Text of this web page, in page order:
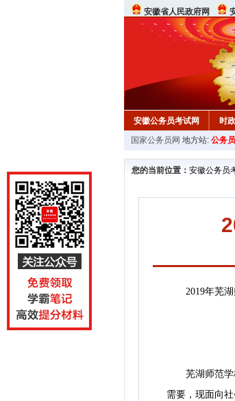
安徽省人民政府网
安徽公务员考试网 时
国家公务员网 地方站: 公务
您的当前位置： 安徽公务员
2019年芜湖
芜湖师范学校
需要，现面向